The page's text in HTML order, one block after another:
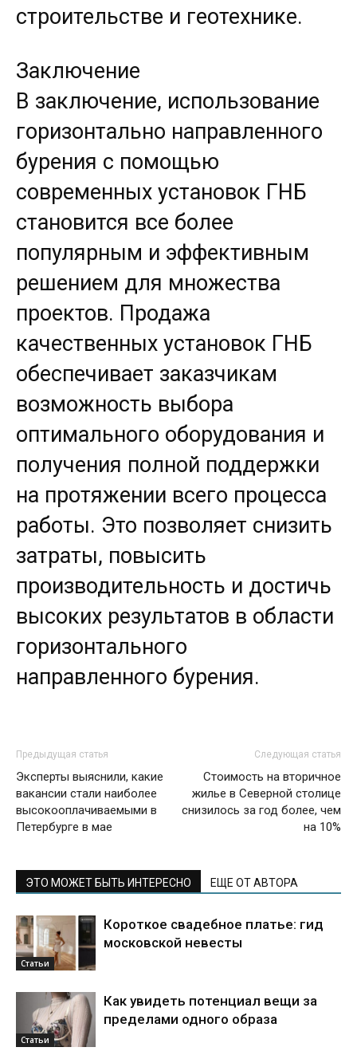
строительстве и геотехнике.
Заключение
В заключение, использование
горизонтально направленного
бурения с помощью
современных установок ГНБ
становится все более
популярным и эффективным
решением для множества
проектов. Продажа
качественных установок ГНБ
обеспечивает заказчикам
возможность выбора
оптимального оборудования и
получения полной поддержки
на протяжении всего процесса
работы. Это позволяет снизить
затраты, повысить
производительность и достичь
высоких результатов в области
горизонтального
направленного бурения.
Предыдущая статья
Эксперты выяснили, какие
вакансии стали наиболее
высокооплачиваемыми в
Петербурге в мае
Следующая статья
Стоимость на вторичное
жилье в Северной столице
снизилось за год более, чем
на 10%
ЭТО МОЖЕТ БЫТЬ ИНТЕРЕСНО ЕЩЕ ОТ АВТОРА
Статьи
Короткое свадебное платье: гид
московской невесты
Статьи
Как увидеть потенциал вещи за
пределами одного образа